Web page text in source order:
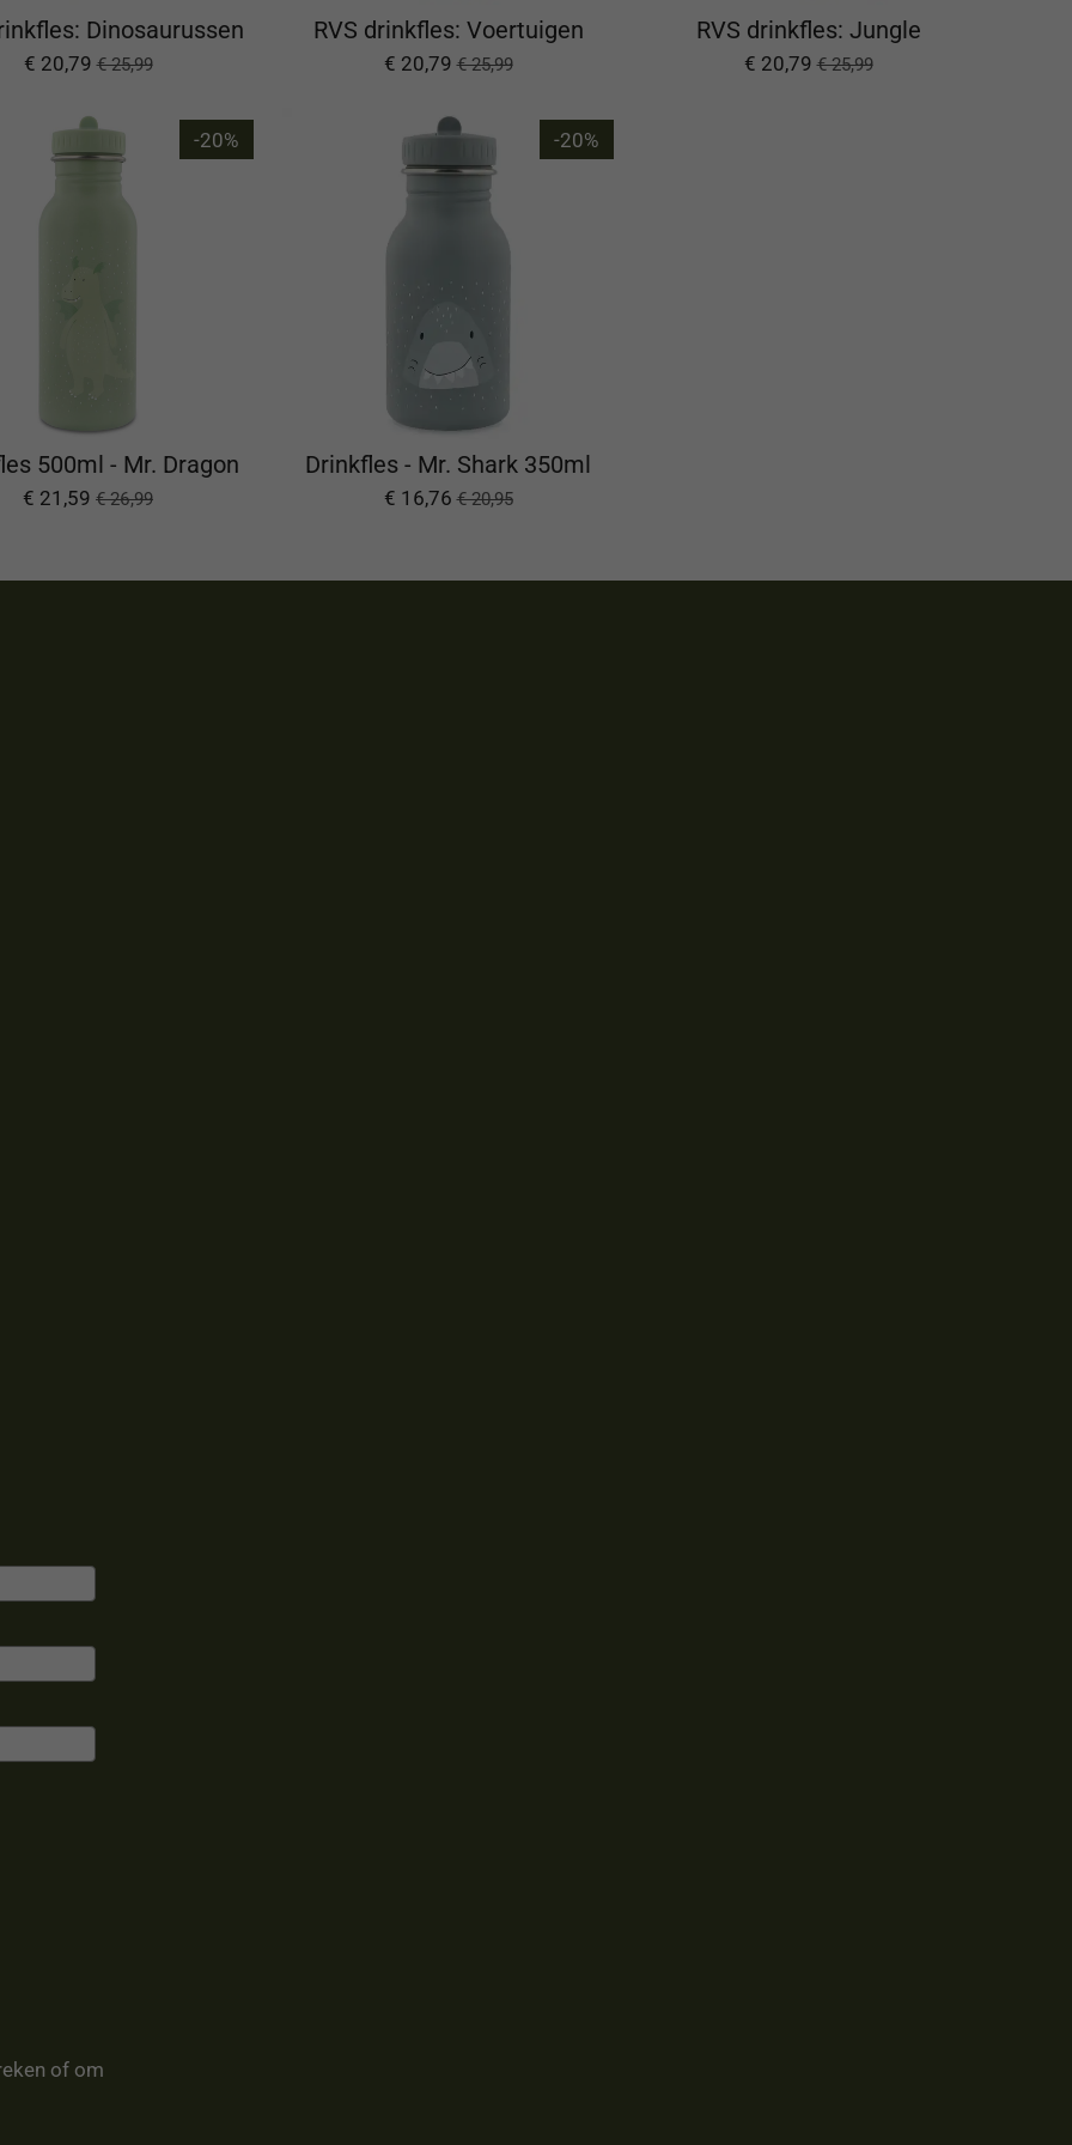
Dinosaurussen
€ 20,79 € 25,99
RVS drinkfles: Voertuigen
€ 20,79 € 25,99
RVS drinkfles: Jungle
€ 20,79 € 25,99
-20%
500ml - Mr. Dragon
€ 21,59 € 26,99
-20%
Drinkfles - Mr. Shark 350ml
€ 16,76 € 20,95
of om